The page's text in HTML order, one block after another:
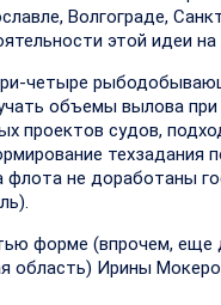
Волгограде,
этой идеи
четыре
объемы вылова
проектов судов,
техзадания
не доработаны
форме (впрочем, еще
область) Ирины